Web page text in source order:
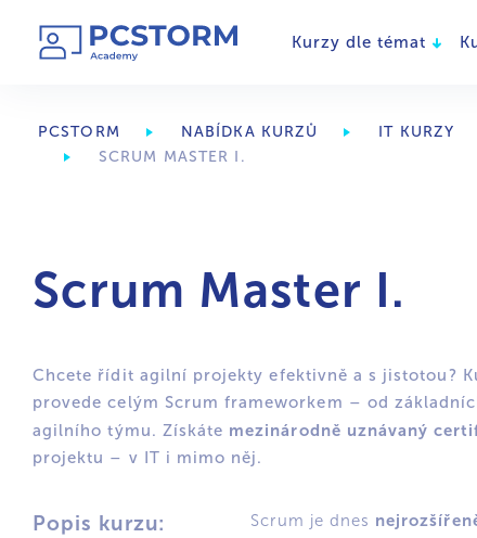
Kurzy dle témat
PCSTORM NABÍDKA KURZŮ IT KURZY
SCRUM MASTER I.
Scrum Master I.
Chcete řídit agilní projekty efektivně a s jistotou?
provede celým Scrum frameworkem – od
agilního týmu. Získáte mezinárodně uznávaný
projektu – v IT i mimo něj.
Popis kurzu: Scrum je dnes